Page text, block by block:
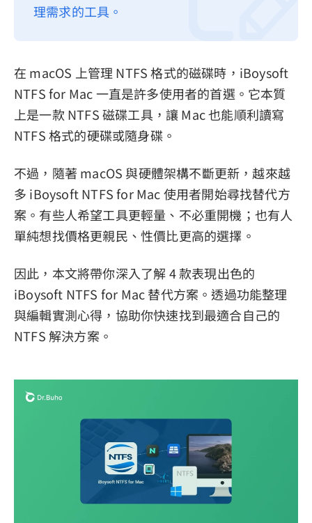
服務條款
理需求的工具。
在 macOS 上管理 NTFS 格式的磁碟時，iBoysoft
NTFS for Mac 一直是許多使用者的首選。它本質
上是一款 NTFS 磁碟工具，讓 Mac 也能順利讀寫
NTFS 格式的硬碟或隨身碟。
不過，隨著 macOS 與硬體架構不斷更新，越來越
多 iBoysoft NTFS for Mac 使用者開始尋找替代方
案。有些人希望工具更輕量、不必重開機；也有人
單純想找價格更親民、性價比更高的選擇。
因此，本文將帶你深入了解 4 款表現出色的
iBoysoft NTFS for Mac 替代方案。透過功能整理
與編輯實測心得，協助你快速找到最適合自己的
NTFS 解決方案。